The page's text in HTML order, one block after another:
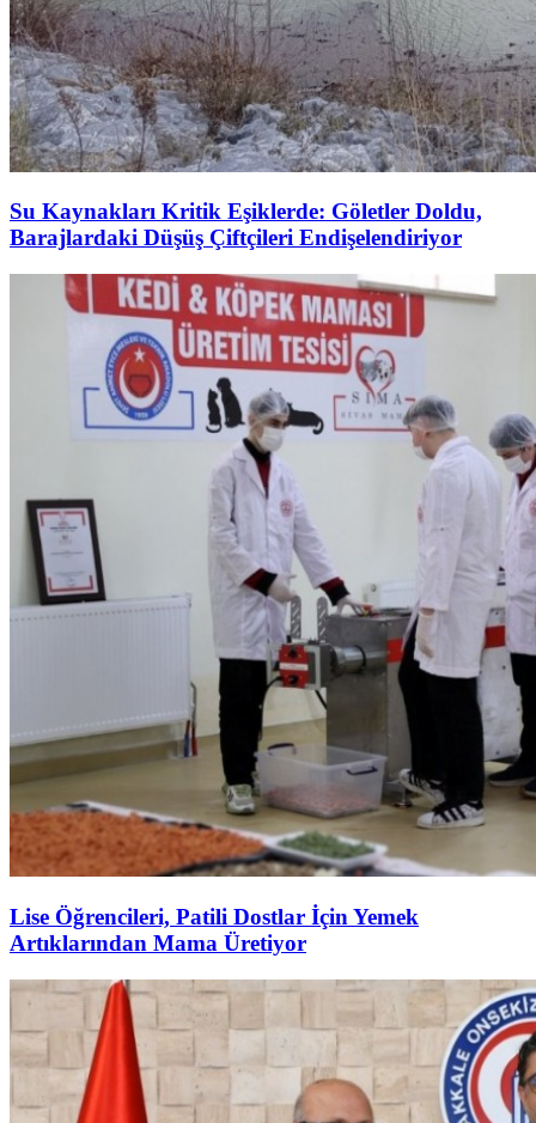
Su Kaynakları Kritik Eşiklerde: Göletler Doldu,
Barajlardaki Düşüş Çiftçileri Endişelendiriyor
Lise Öğrencileri, Patili Dostlar İçin Yemek
Artıklarından Mama Üretiyor